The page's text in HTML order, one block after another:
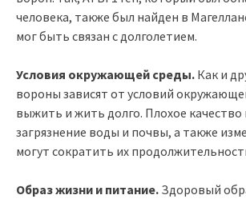
человека, также был найден в
мог быть связан с долголетием.
Условия окружающей среды. Как и
вороны зависят от условий
выжить и жить долго. Плохое качество
загрязнение воды и почвы, а также
могут сократить их
Образ жизни и питание. Здоровый